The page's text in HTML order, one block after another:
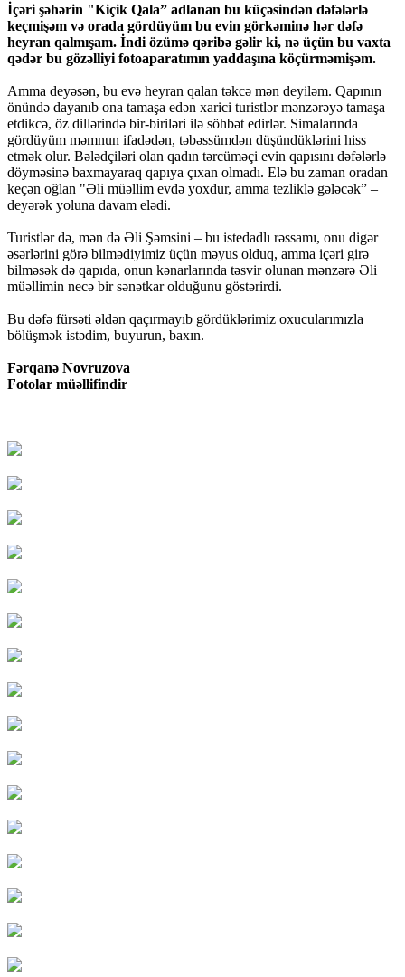
İçəri şəhərin "Kiçik Qala” adlanan bu küçəsindən dəfələrlə
keçmişəm və orada gördüyüm bu evin görkəminə hər dəfə
heyran qalmışam. İndi özümə qəribə gəlir ki, nə üçün bu vaxta
qədər bu gözəlliyi fotoaparatımın yaddaşına köçürməmişəm.
Amma deyəsən, bu evə heyran qalan təkcə mən deyiləm. Qapının
önündə dayanıb ona tamaşa edən xarici turistlər mənzərəyə tamaşa
etdikcə, öz dillərində bir-biriləri ilə söhbət edirlər. Simalarında
gördüyüm məmnun ifadədən, təbəssümdən düşündüklərini hiss
etmək olur. Bələdçiləri olan qadın tərcüməçi evin qapısını dəfələrlə
döyməsinə baxmayaraq qapıya çıxan olmadı. Elə bu zaman oradan
keçən oğlan "Əli müəllim evdə yoxdur, amma tezliklə gələcək” –
deyərək yoluna davam elədi.
Turistlər də, mən də Əli Şəmsini – bu istedadlı rəssamı, onu digər
əsərlərini görə bilmədiyimiz üçün məyus olduq, amma içəri girə
bilməsək də qapıda, onun kənarlarında təsvir olunan mənzərə Əli
müəllimin necə bir sənətkar olduğunu göstərirdi.
Bu dəfə fürsəti əldən qaçırmayıb gördüklərimiz oxucularımızla
bölüşmək istədim, buyurun, baxın.
Fərqanə Novruzova
Fotolar müəllifindir